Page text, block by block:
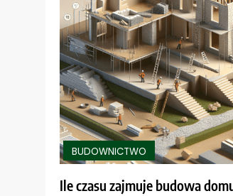
BUDOWNICTWO
Ile czasu zajmuje budowa